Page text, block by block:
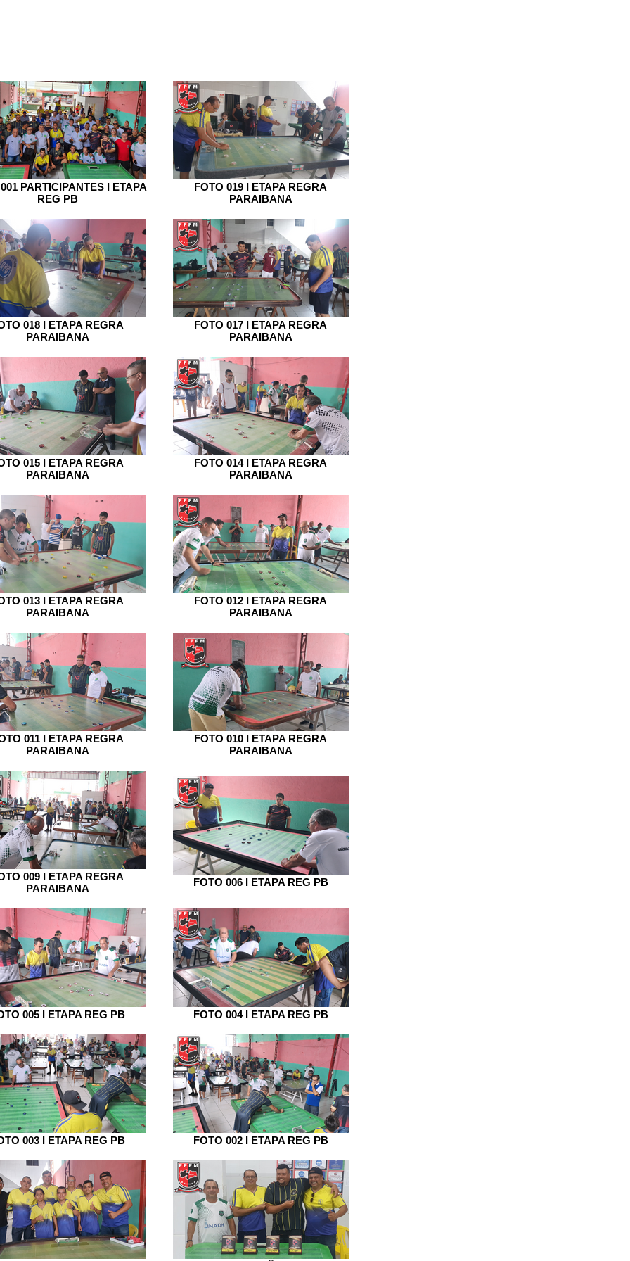
PARTICIPANTES I ETAPA
REG PB
FOTO 019 I ETAPA REGRA
PARAIBANA
018 I ETAPA REGRA
PARAIBANA
FOTO 017 I ETAPA REGRA
PARAIBANA
015 I ETAPA REGRA
PARAIBANA
FOTO 014 I ETAPA REGRA
PARAIBANA
013 I ETAPA REGRA
PARAIBANA
FOTO 012 I ETAPA REGRA
PARAIBANA
011 I ETAPA REGRA
PARAIBANA
FOTO 010 I ETAPA REGRA
PARAIBANA
009 I ETAPA REGRA
PARAIBANA
FOTO 006 I ETAPA REG PB
005 I ETAPA REG PB FOTO 004 I ETAPA REG PB
003 I ETAPA REG PB FOTO 002 I ETAPA REG PB